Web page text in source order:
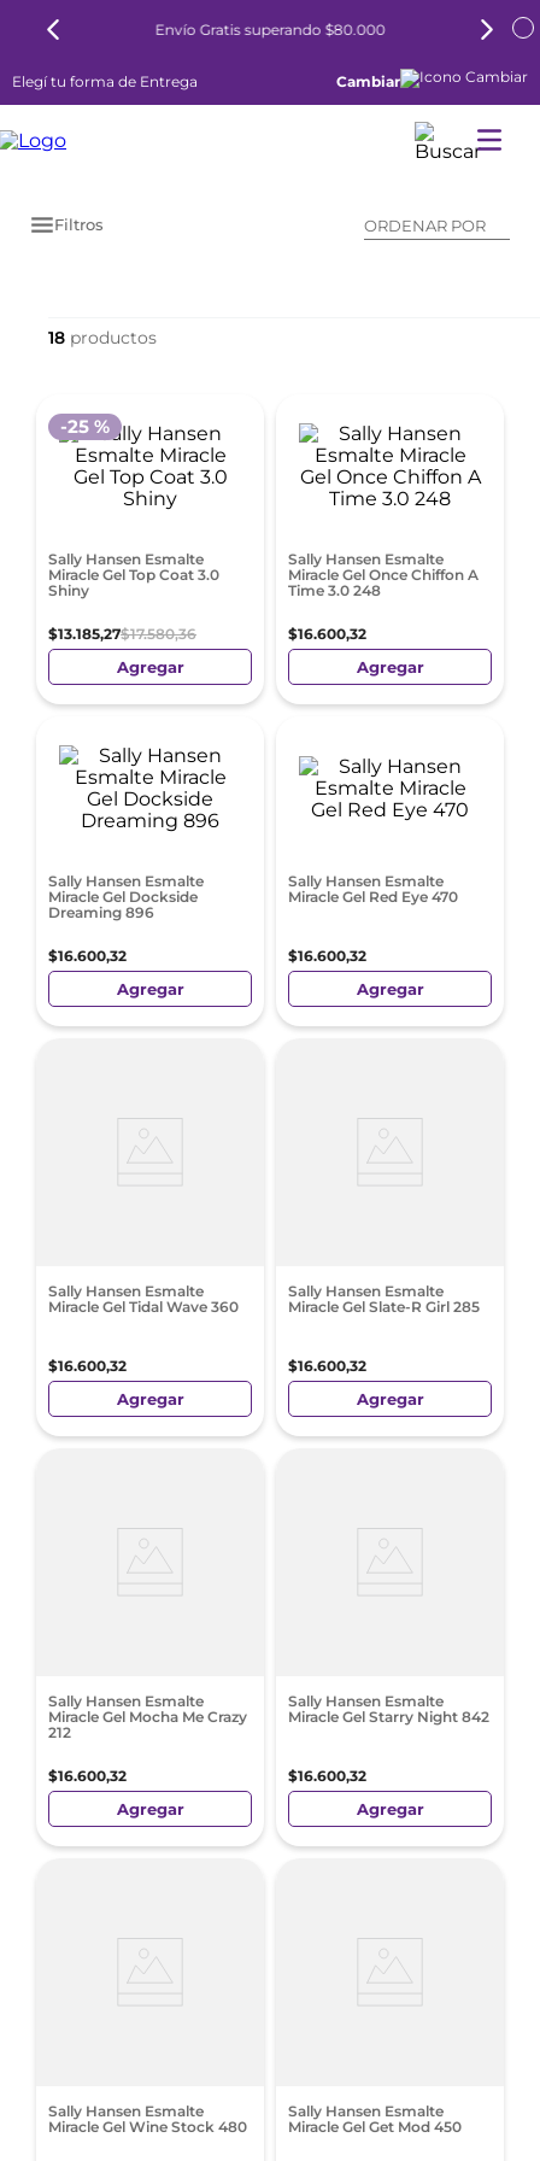
Envío Gratis superando $80.000
Elegí tu forma de Entrega Cambiar
Filtros ORDENAR POR
18
Sally Hansen Esmalte
Miracle Gel Top Coat 3.0
Shiny
$13.185,27$17.580,36
-25 %
Agregar
Sally Hansen Esmalte
Miracle Gel Once Chiffon A
Time 3.0 248
$16.600,32
Agregar
Sally Hansen Esmalte
Miracle Gel Dockside
Dreaming 896
$16.600,32
Agregar
Sally Hansen Esmalte
Miracle Gel Red Eye 470
$16.600,32
Agregar
Sally Hansen Esmalte
Miracle Gel Tidal Wave 360
$16.600,32
Agregar
Sally Hansen Esmalte
Miracle Gel Slate-R Girl 285
$16.600,32
Agregar
Sally Hansen Esmalte
Miracle Gel Mocha Me Crazy
212
$16.600,32
Agregar
Sally Hansen Esmalte
Miracle Gel Starry Night 842
$16.600,32
Agregar
Sally Hansen Esmalte
Miracle Gel Wine Stock 480
Sally Hansen Esmalte
Miracle Gel Get Mod 450